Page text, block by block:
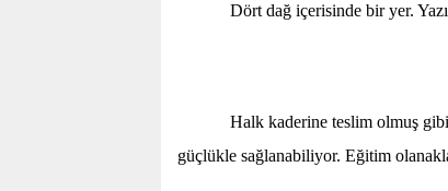
Dört dağ içerisinde bir yer. Yazı
Halk kaderine teslim olmuş gibi
güçlükle sağlanabiliyor. Eğitim